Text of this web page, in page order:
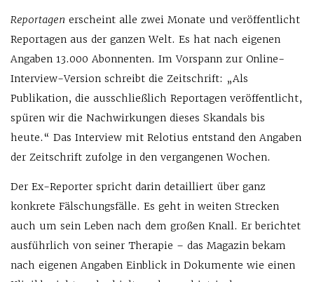
Reportagen erscheint alle zwei Monate und veröffentlicht
Reportagen aus der ganzen Welt. Es hat nach eigenen
Angaben 13.000 Abonnenten. Im Vorspann zur Online-
Interview-Version schreibt die Zeitschrift: „Als
Publikation, die ausschließlich Reportagen veröffentlicht,
spüren wir die Nachwirkungen dieses Skandals bis
heute.“ Das Interview mit Relotius entstand den Angaben
der Zeitschrift zufolge in den vergangenen Wochen.
Der Ex-Reporter spricht darin detailliert über ganz
konkrete Fälschungsfälle. Es geht in weiten Strecken
auch um sein Leben nach dem großen Knall. Er berichtet
ausführlich von seiner Therapie – das Magazin bekam
nach eigenen Angaben Einblick in Dokumente wie einen